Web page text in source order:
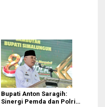
Bupati Anton Saragih:
Sinergi Pemda dan Polri